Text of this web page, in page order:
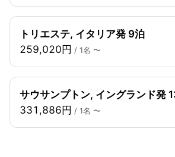
トリエステ, イタリア発 9泊
259,020円 / 1名 〜
サウサンプトン, イングランド発
331,886円 / 1名 〜